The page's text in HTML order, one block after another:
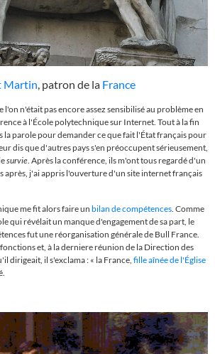
Martin , patron de la France
l'on n'était pas encore assez sensibilisé au problème en
à l'École polytechnique sur Internet. Tout à la fin
la parole pour demander ce que fait l'État français pour
dis que d'autres pays s'en préoccupent sérieusement,
survie . Après la conférence, ils m'ont tous regardé d'un
après, j'ai appris l'ouverture d'un site internet français
me fit alors faire un bilan de compétences . Comme
qui révélait un manque d'engagement de sa part, le
fut une réorganisation générale de Bull France.
et, à la derniere réunion de la Direction des
dirigeait, il s'exclama : « la France, fille aînée de l'Église